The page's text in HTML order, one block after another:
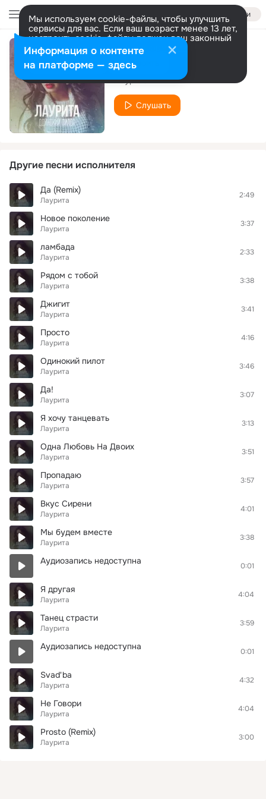
Войти
Мы используем cookie-файлы, чтобы улучшить
сервисы для вас. Если ваш возраст менее 13 лет,
настроить cookie-файлы должен ваш законный
представитель. Больше информации
Разрешить все Настроить
Самый-самый
Лаурита
Слушать
Другие песни исполнителя
Да (Remix)
Лаурита
2:49
Новое поколение
Лаурита
3:37
ламбада
Лаурита
2:33
Рядом с тобой
Лаурита
3:38
Джигит
Лаурита
3:41
Просто
Лаурита
4:16
Одинокий пилот
Лаурита
3:46
Да!
Лаурита
3:07
Я хочу танцевать
Лаурита
3:13
Одна Любовь На Двоих
Лаурита
3:51
Пропадаю
Лаурита
3:57
Вкус Сирени
Лаурита
4:01
Мы будем вместе
Лаурита
3:38
Аудиозапись недоступна 0:01
Я другая
Лаурита
4:04
Танец страсти
Лаурита
3:59
Аудиозапись недоступна 0:01
Svad'ba
Лаурита
4:32
Не Говори
Лаурита
4:04
Prosto (Remix)
Лаурита
3:00
Информация о контенте
на платформе — здесь